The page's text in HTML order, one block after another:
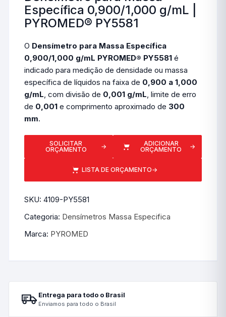
Específica 0,900/1,000 g/mL |
PYROMED® PY5581
O Densímetro para Massa Específica
0,900/1,000 g/mL PYROMED® PY5581 é
indicado para medição de densidade ou massa
específica de líquidos na faixa de 0,900 a 1,000
g/mL, com divisão de 0,001 g/mL, limite de erro
de 0,001 e comprimento aproximado de 300
mm.
SOLICITAR
ORÇAMENTO
→
ADICIONAR
ORÇAMENTO
→
LISTA DE ORÇAMENTO→
SKU:4109-PY5581
Categoria: Densímetros Massa Especifica
Marca: PYROMED
Entrega para todo o Brasil
Enviamos para todo o Brasil